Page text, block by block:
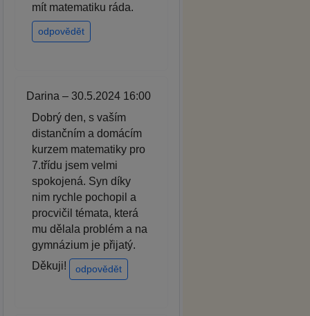
mít matematiku ráda.
odpovědět
Darina – 30.5.2024 16:00
Dobrý den, s vaším
distančním a domácím
kurzem matematiky pro
7.třídu jsem velmi
spokojená. Syn díky
nim rychle pochopil a
procvičil témata, která
mu dělala problém a na
gymnázium je přijatý.
Děkuji!
odpovědět